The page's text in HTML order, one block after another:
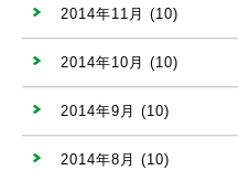
2014年11月 (10)
2014年10月 (10)
2014年9月 (10)
2014年8月 (10)